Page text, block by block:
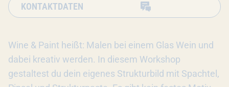
KONTAKTDATEN
Wine & Paint heißt: Malen bei einem Glas Wein und
dabei kreativ werden. In diesem Workshop
gestaltest du dein eigenes Strukturbild mit Spachtel,